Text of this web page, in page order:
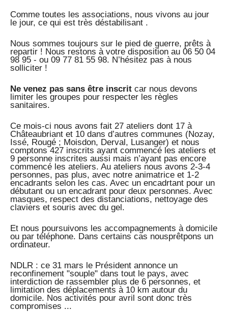
Comme toutes les associations, nous vivons au jour
le jour, ce qui est très déstabilisant .
Nous sommes toujours sur le pied de guerre, prêts à
repartir ! Nous restons à votre disposition au 06 50 04
98 95 - ou 09 77 81 55 98. N’hésitez pas à nous
solliciter !
Ne venez pas sans être inscrit car nous devons
limiter les groupes pour respecter les règles
sanitaires.
Ce mois-ci nous avons fait 27 ateliers dont 17 à
Châteaubriant et 10 dans d’autres communes (Nozay,
Issé, Rougé ; Moisdon, Derval, Lusanger) et nous
comptons 427 inscrits ayant commencé les ateliers et
9 personne inscrites aussi mais n’ayant pas encore
commencé les ateliers. Au ateliers nous avons 2-3-4
personnes, pas plus, avec notre animatrice et 1-2
encadrants selon les cas. Avec un encadrtant pour un
débutant ou un encadrant pour deux personnes. Avec
masques, respect des distanciations, nettoyage des
claviers et souris avec du gel.
Et nous poursuivons les accompagnements à domicile
ou par téléphone. Dans certains cas nousprêtpons un
ordinateur.
NDLR : ce 31 mars le Président annonce un
reconfinement "souple" dans tout le pays, avec
interdiction de rassembler plus de 6 personnes, et
limitation des déplacements à 10 km autour du
domicile. Nos activités pour avril sont donc très
compromises ...